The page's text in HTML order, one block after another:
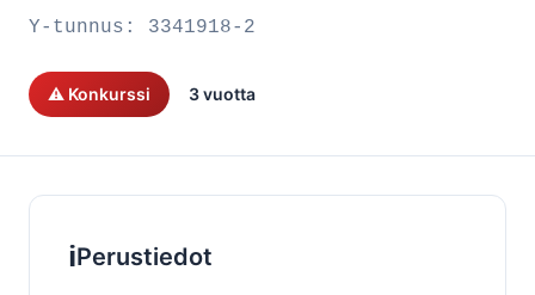
Y-tunnus: 3341918-2
⚠️ Konkurssi 3 vuotta
ℹ️Perustiedot